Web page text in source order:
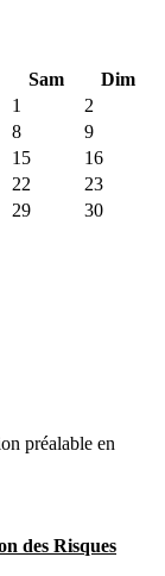
Sam
Dim
1
2
8
9
15
16
22
23
29
30
préalable en
des Risques